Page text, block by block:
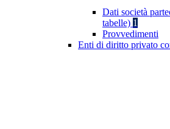
Dati società
tabelle) 1
Provvedimenti
Enti di diritto privato